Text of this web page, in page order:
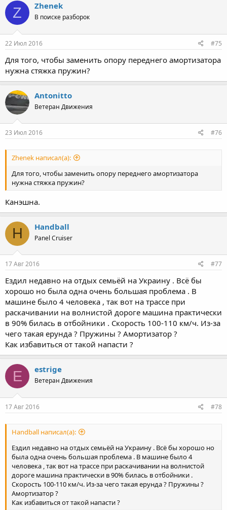
Z Zhenek
В поиске разборок
22 Июл 2016 #75
Для того, чтобы заменить опору переднего амортизатора
нужна стяжка пружин?
Antonitto
Ветеран Движения
23 Июл 2016 #76
Zhenek написал(а):
Для того, чтобы заменить опору переднего амортизатора
нужна стяжка пружин?
Канэшна.
H Handball
Panel Cruiser
17 Авг 2016 #77
Ездил недавно на отдых семьёй на Украину . Всё бы
хорошо но была одна очень большая проблема . В
машине было 4 человека , так вот на трассе при
раскачивании на волнистой дороге машина практически
в 90% билась в отбойники . Скорость 100-110 км/ч. Из-за
чего такая ерунда ? Пружины ? Амортизатор ?
Как избавиться от такой напасти ?
E estrige
Ветеран Движения
17 Авг 2016 #78
Handball написал(а):
Ездил недавно на отдых семьёй на Украину . Всё бы хорошо но
была одна очень большая проблема . В машине было 4
человека , так вот на трассе при раскачивании на волнистой
дороге машина практически в 90% билась в отбойники .
Скорость 100-110 км/ч. Из-за чего такая ерунда ? Пружины ?
Амортизатор ?
Как избавиться от такой напасти ?